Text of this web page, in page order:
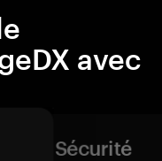
avec
Sécurité